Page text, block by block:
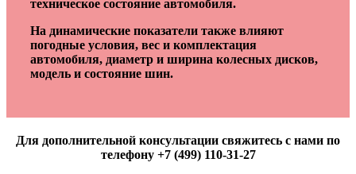
техническое состояние автомобиля.
На динамические показатели также влияют
погодные условия, вес и комплектация
автомобиля, диаметр и ширина колесных дисков,
модель и состояние шин.
Для дополнительной консультации свяжитесь с нами по
телефону +7 (499) 110-31-27